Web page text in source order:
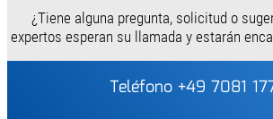
¿Tiene alguna pregunta, solicitud o
expertos esperan su llamada y estarán
Teléfono +49 7081